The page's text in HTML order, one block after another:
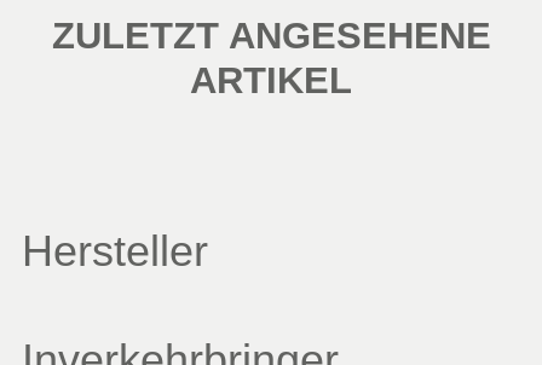
ZULETZT ANGESEHENE
ARTIKEL
Hersteller